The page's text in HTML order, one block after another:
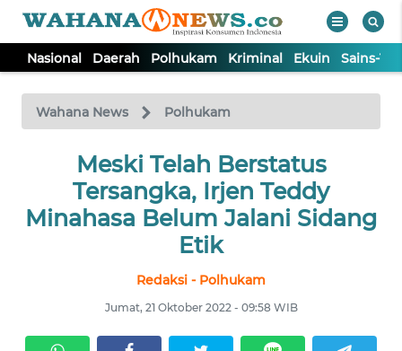
Nasional Daerah Polhukam Kriminal Ekuin Sains-
Wahana News Polhukam
Meski Telah Berstatus
Tersangka, Irjen Teddy
Minahasa Belum Jalani Sidang
Etik
Redaksi - Polhukam
Jumat, 21 Oktober 2022 - 09:58 WIB
TV
Tutup
NASIONAL
DAERAH